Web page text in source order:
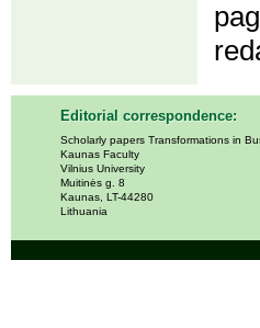
Editorial correspondence:
Scholarly papers Transformations in
Kaunas Faculty
Vilnius University
Muitinės g. 8
Kaunas, LT-44280
Lithuania